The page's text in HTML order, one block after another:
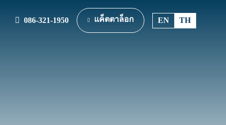
086-321-1950 แค็ตตาล็อก EN TH